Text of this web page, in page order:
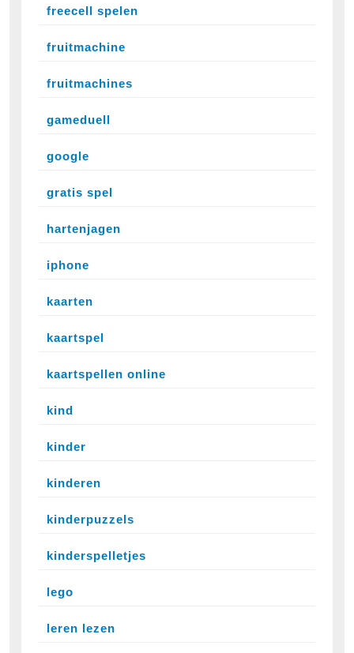
freecell spelen
fruitmachine
fruitmachines
gameduell
google
gratis spel
hartenjagen
iphone
kaarten
kaartspel
kaartspellen online
kind
kinder
kinderen
kinderpuzzels
kinderspelletjes
lego
leren lezen